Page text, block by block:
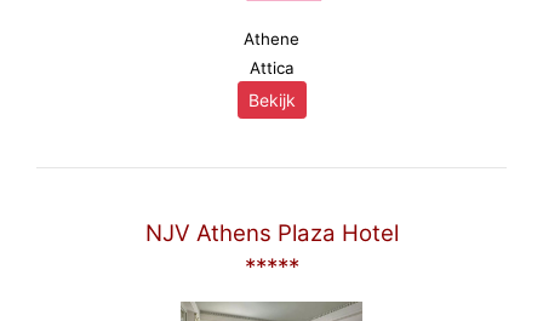
Athene
Attica
Bekijk
NJV Athens Plaza Hotel
*****